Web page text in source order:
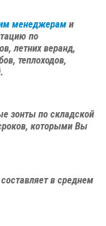
менеджерам и
по
летних веранд,
теплоходов,
зонты по складской
которыми Вы
в среднем